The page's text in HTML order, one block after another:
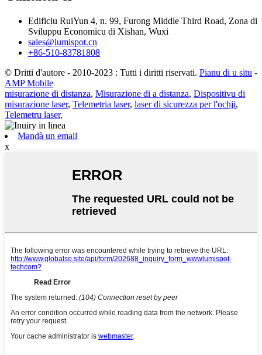
Edificiu RuiYun 4, n. 99, Furong Middle Third Road, Zona di
Sviluppu Economicu di Xishan, Wuxi
sales@lumispot.cn
+86-510-83781808
© Dritti d'autore - 2010-2023 : Tutti i diritti riservati. Pianu di u situ -
AMP Mobile
misurazione di distanza, Misurazione di a distanza, Dispositivu di
misurazione laser, Telemetria laser, laser di sicurezza per l'ochji,
Telemetru laser,
Mandà un email
x